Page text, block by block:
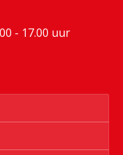
- 17.00 uur